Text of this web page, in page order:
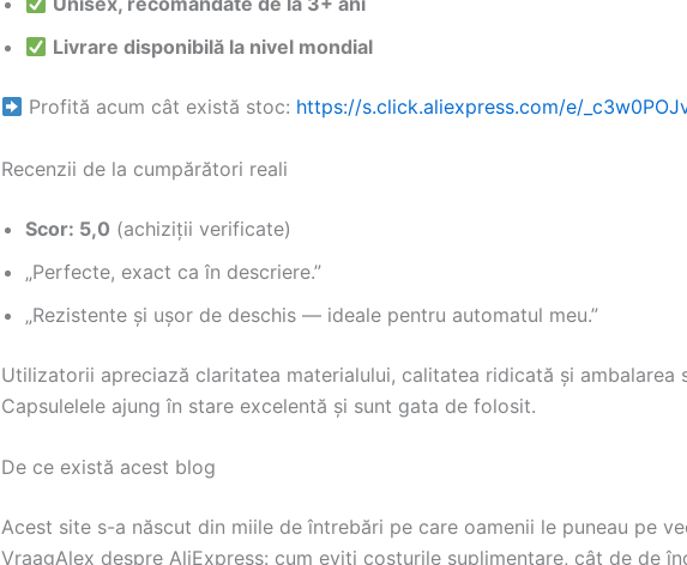
Livrare disponibilă la nivel mondial
Profită acum cât există stoc: https://s.click.aliexpress.com/e/
Recenzii de la cumpărători reali
Scor: 5,0 (achiziții verificate)
„Perfecte, exact ca în descriere.”
„Rezistente și ușor de deschis — ideale pentru automatul meu.”
Utilizatorii apreciază claritatea materialului, calitatea ridicată și ambalarea
Capsulelele ajung în stare excelentă și sunt gata de folosit.
De ce există acest blog
Acest site s-a născut din miile de întrebări pe care oamenii le puneau pe
VraagAlex despre AliExpress: cum eviți costurile suplimentare, cât de de